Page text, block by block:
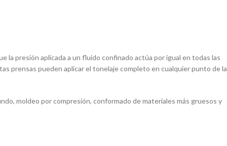
la presión aplicada a un fluido confinado actúa por igual en todas las
prensas pueden aplicar el tonelaje completo en cualquier punto de la
moldeo por compresión, conformado de materiales más gruesos y